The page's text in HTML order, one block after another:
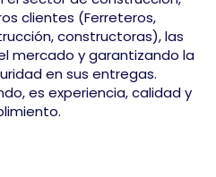
clientes (Ferreteros,
constructoras), las
mercado y garantizando la
en sus entregas.
es experiencia, calidad y